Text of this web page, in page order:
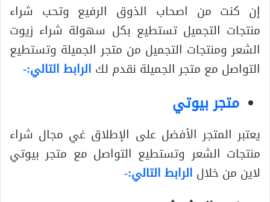
إن كنت من اصحاب الذوق الرفيع وتحب شراء
منتجات التجميل تستطيع بكل سهولة شراء زيوت
الشعر ومنتجات التجميل من متجر الجميلة وتستطيع
التواصل مع متجر الجميلة نقدم لك الرابط التالي:-
متجر بيوتي
يعتبر المتجر الأفضل على الإطلاق غي مجال شراء
منتجات الشعر وتستطيع التواصل مع متجر بيوتي
لاين من خلال الرابط التالي:-